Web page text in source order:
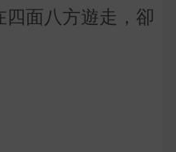
面八方遊走，卻